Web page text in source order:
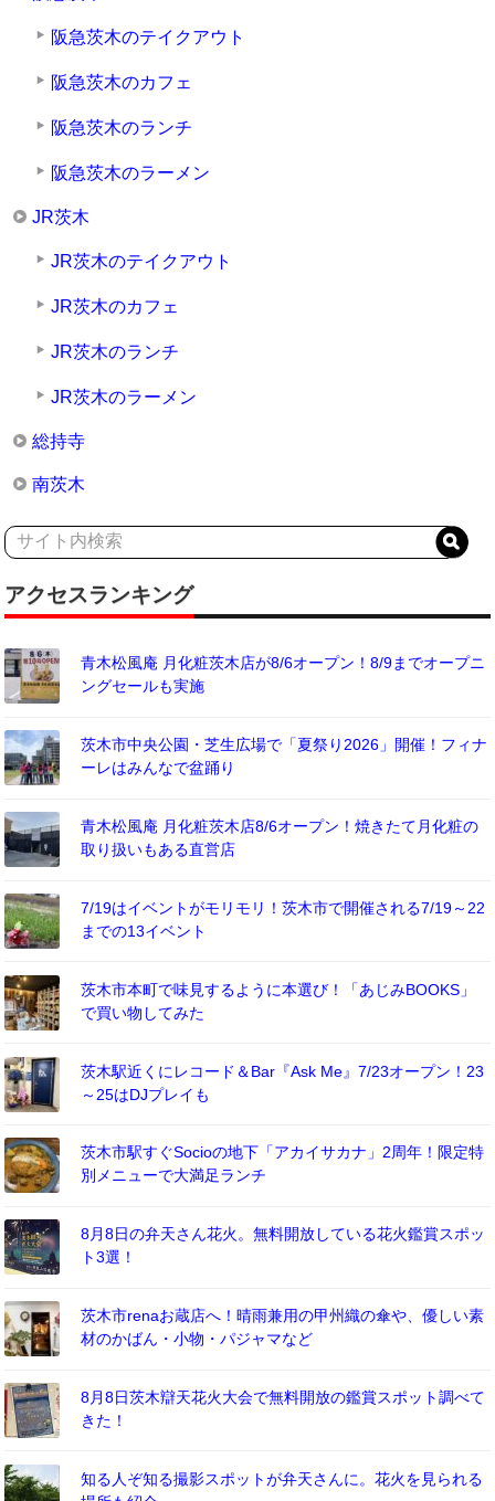
阪急茨木のテイクアウト
阪急茨木のカフェ
阪急茨木のランチ
阪急茨木のラーメン
JR茨木
JR茨木のテイクアウト
JR茨木のカフェ
JR茨木のランチ
JR茨木のラーメン
総持寺
南茨木
アクセスランキング
青木松風庵 月化粧茨木店が8/6オープン！8/9までオープニ
ングセールも実施
茨木市中央公園・芝生広場で「夏祭り2026」開催！フィナ
ーレはみんなで盆踊り
青木松風庵 月化粧茨木店8/6オープン！焼きたて月化粧の
取り扱いもある直営店
7/19はイベントがモリモリ！茨木市で開催される7/19～22
までの13イベント
茨木市本町で味見するように本選び！「あじみBOOKS」
で買い物してみた
茨木駅近くにレコード＆Bar『Ask Me』7/23オープン！23
～25はDJプレイも
茨木市駅すぐSocioの地下「アカイサカナ」2周年！限定特
別メニューで大満足ランチ
8月8日の弁天さん花火。無料開放している花火鑑賞スポッ
ト3選！
茨木市renaお蔵店へ！晴雨兼用の甲州織の傘や、優しい素
材のかばん・小物・パジャマなど
8月8日茨木辯天花火大会で無料開放の鑑賞スポット調べて
きた！
知る人ぞ知る撮影スポットが弁天さんに。花火を見られる